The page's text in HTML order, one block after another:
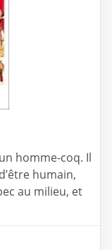
homme-coq. Il
humain,
au milieu, et